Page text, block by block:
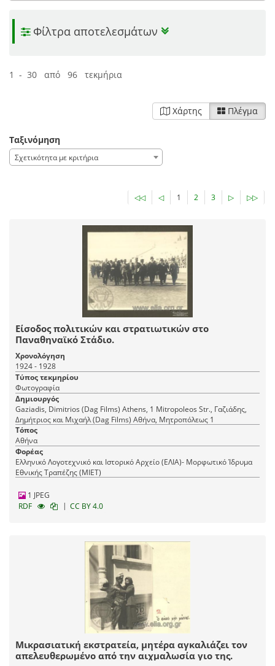
Φίλτρα αποτελεσμάτων
1 - 30 από 96 τεκμήρια
Χάρτης Πλέγμα
Ταξινόμηση
Σχετικότητα με κριτήρια
◁◁ ◁ 1 2 3 ▷ ▷▷
Είσοδος πολιτικών και στρατιωτικών στο
Παναθηναϊκό Στάδιο.
Χρονολόγηση
1924 - 1928
Τύπος τεκμηρίου
Φωτογραφία
Δημιουργός
Gaziadis, Dimitrios (Dag Films) Athens, 1 Mitropoleos Str., Γαζιάδης,
Δημήτριος και Μιχαήλ (Dag Films) Αθήνα, Mητροπόλεως 1
Τόπος
Αθήνα
Φορέας
Ελληνικό Λογοτεχνικό και Ιστορικό Αρχείο (ΕΛΙΑ)- Μορφωτικό Ίδρυμα
Εθνικής Τραπέζης (ΜΙΕΤ)
1 JPEG
RDF
| CC BY 4.0
Μικρασιατική εκστρατεία, μητέρα αγκαλιάζει τον
απελευθερωμένο από την αιχμαλωσία γιο της.